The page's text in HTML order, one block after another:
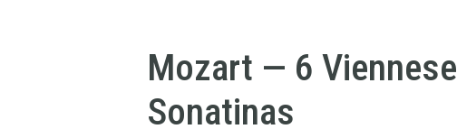
Mozart — 6 Viennese
Sonatinas